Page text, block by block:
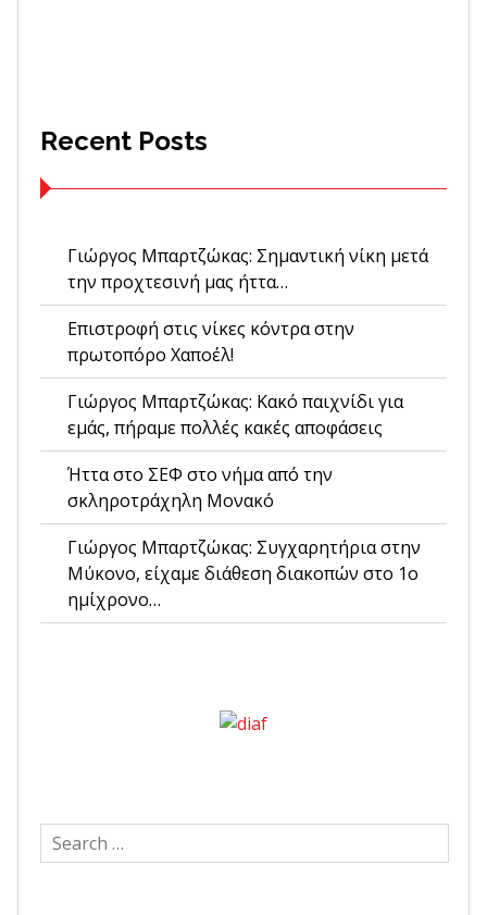
Recent Posts
Γιώργος Μπαρτζώκας: Σημαντική νίκη μετά
την προχτεσινή μας ήττα…
Επιστροφή στις νίκες κόντρα στην
πρωτοπόρο Χαποέλ!
Γιώργος Μπαρτζώκας: Κακό παιχνίδι για
εμάς, πήραμε πολλές κακές αποφάσεις
Ήττα στο ΣΕΦ στο νήμα από την
σκληροτράχηλη Μονακό
Γιώργος Μπαρτζώκας: Συγχαρητήρια στην
Μύκονο, είχαμε διάθεση διακοπών στο 1ο
ημίχρονο…
Search
for: